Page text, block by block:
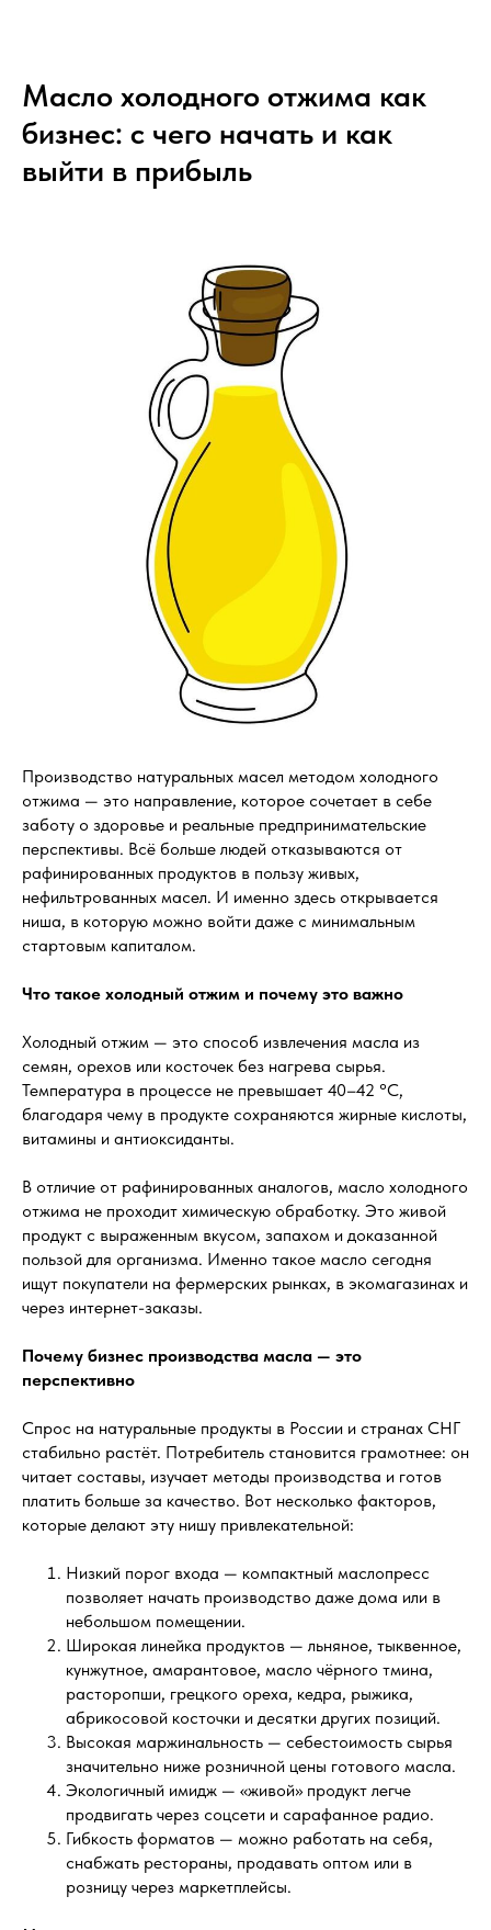
Масло холодного отжима как
бизнес: с чего начать и как
выйти в прибыль
Производство натуральных масел методом холодного
отжима — это направление, которое сочетает в себе
заботу о здоровье и реальные предпринимательские
перспективы. Всё больше людей отказываются от
рафинированных продуктов в пользу живых,
нефильтрованных масел. И именно здесь открывается
ниша, в которую можно войти даже с минимальным
стартовым капиталом.
Что такое холодный отжим и почему это важно
Холодный отжим — это способ извлечения масла из
семян, орехов или косточек без нагрева сырья.
Температура в процессе не превышает 40–42 °C,
благодаря чему в продукте сохраняются жирные кислоты,
витамины и антиоксиданты.
В отличие от рафинированных аналогов, масло холодного
отжима не проходит химическую обработку. Это живой
продукт с выраженным вкусом, запахом и доказанной
пользой для организма. Именно такое масло сегодня
ищут покупатели на фермерских рынках, в экомагазинах и
через интернет-заказы.
Почему бизнес производства масла — это
перспективно
Спрос на натуральные продукты в России и странах СНГ
стабильно растёт. Потребитель становится грамотнее: он
читает составы, изучает методы производства и готов
платить больше за качество. Вот несколько факторов,
которые делают эту нишу привлекательной:
Низкий порог входа — компактный маслопресс
позволяет начать производство даже дома или в
небольшом помещении.
Широкая линейка продуктов — льняное, тыквенное,
кунжутное, амарантовое, масло чёрного тмина,
расторопши, грецкого ореха, кедра, рыжика,
абрикосовой косточки и десятки других позиций.
Высокая маржинальность — себестоимость сырья
значительно ниже розничной цены готового масла.
Экологичный имидж — «живой» продукт легче
продвигать через соцсети и сарафанное радио.
Гибкость форматов — можно работать на себя,
снабжать рестораны, продавать оптом или в
розницу через маркетплейсы.